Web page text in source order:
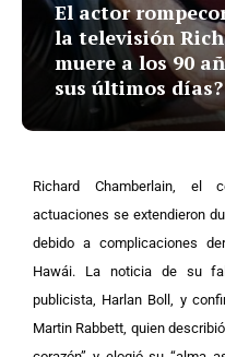
El actor
la televisión
muere a los 90
sus últimos días?
Richard Chamberlain, el
actuaciones se extendieron
debido a complicaciones
Hawái. La noticia de su
publicista, Harlan Boll, y
Martin Rabbett, quien